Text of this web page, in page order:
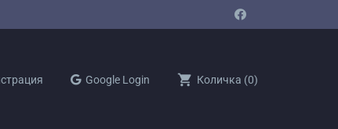
Google Login shopping_cart Количка (0)